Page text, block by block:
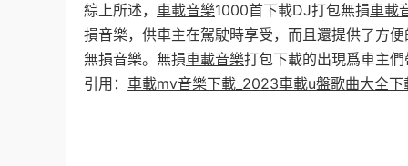
綜上所述， 車載音樂1000首下載DJ打包無損車載
損音樂，供車主在駕駛時享受，而且還提供了方
無損音樂。無損車載音樂打包下載的出現爲車主
引用： 車載mv音樂下載_2023車載u盤歌曲大全下